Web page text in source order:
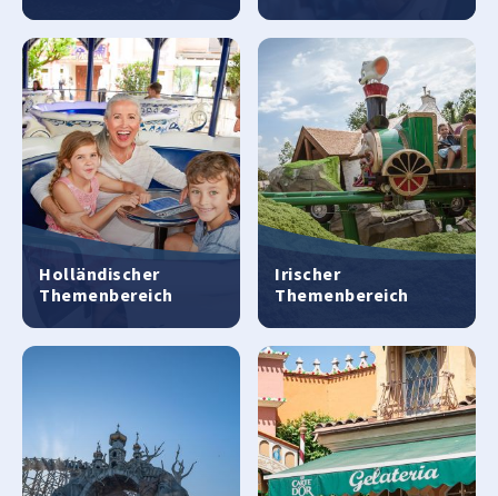
Holländischer
Themenbereich
Irischer
Themenbereich